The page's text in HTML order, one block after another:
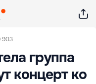
903
группа
концерт ко